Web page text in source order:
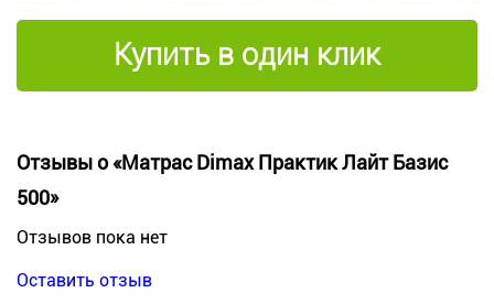
Купить в один клик
Отзывы о «Матрас Dimax Практик Лайт Базис
500»
Отзывов пока нет
Оставить отзыв